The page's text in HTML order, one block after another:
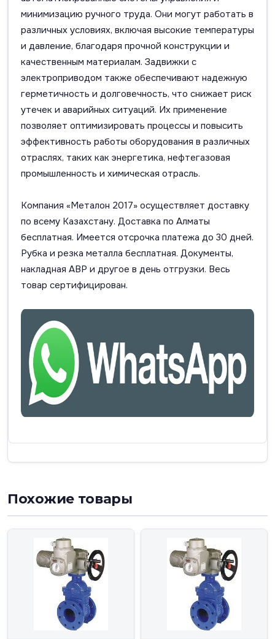
минимизацию ручного труда. Они могут работать в
различных условиях, включая высокие температуры
и давление, благодаря прочной конструкции и
качественным материалам. Задвижки с
электроприводом также обеспечивают надежную
герметичность и долговечность, что снижает риск
утечек и аварийных ситуаций. Их применение
позволяет оптимизировать процессы и повысить
эффективность работы оборудования в различных
отраслях, таких как энергетика, нефтегазовая
промышленность и химическая отрасль.
Компания «Металон 2017» осуществляет доставку
по всему Казахстану. Доставка по Алматы
бесплатная. Имеется отсрочка платежа до 30 дней.
Рубка и резка металла бесплатная. Документы,
накладная АВР и другое в день отгрузки. Весь
товар сертифицирован.
Похожие товары